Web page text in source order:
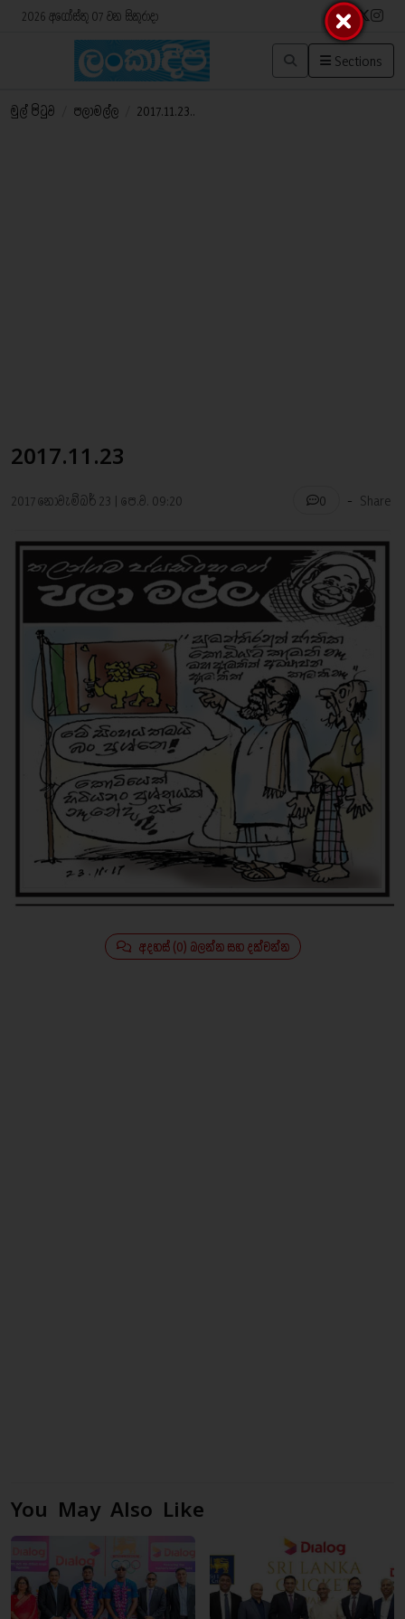
2026 අගෝස්තු 07 වන සිකුරාදා
Sections
මුල් පිටුව පලාමල්ල 2017.11.23..
2017.11.23
2017 නොවැම්බර් 23 | පෙ.ව. 09:20 0 - Share
අදහස් (0) බලන්න සහ දක්වන්න
You May Also Like